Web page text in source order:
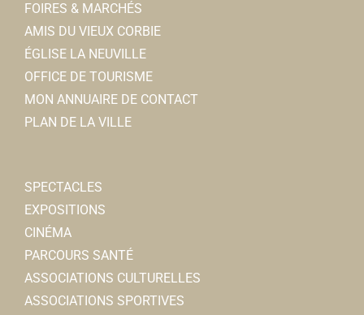
FOIRES & MARCHÉS
AMIS DU VIEUX CORBIE
ÉGLISE LA NEUVILLE
OFFICE DE TOURISME
MON ANNUAIRE DE CONTACT
PLAN DE LA VILLE
SPECTACLES
EXPOSITIONS
CINÉMA
PARCOURS SANTÉ
ASSOCIATIONS CULTURELLES
ASSOCIATIONS SPORTIVES